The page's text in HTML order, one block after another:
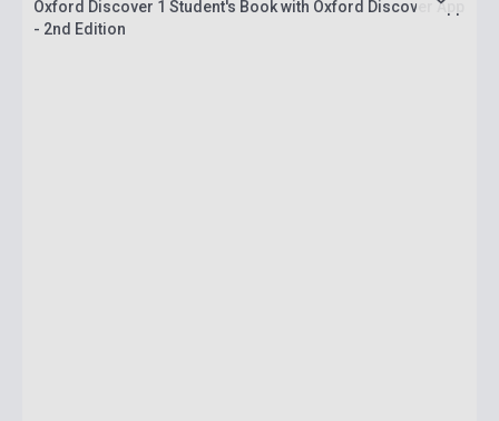
Oxford Discover 1 Student's Book with Oxford Discover App
- 2nd Edition